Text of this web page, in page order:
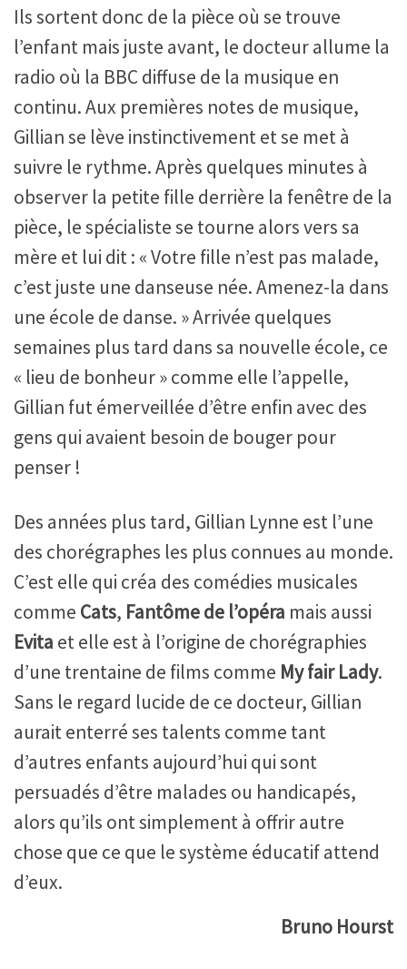
Ils sortent donc de la pièce où se trouve
l’enfant mais juste avant, le docteur allume la
radio où la BBC diffuse de la musique en
continu. Aux premières notes de musique,
Gillian se lève instinctivement et se met à
suivre le rythme. Après quelques minutes à
observer la petite fille derrière la fenêtre de la
pièce, le spécialiste se tourne alors vers sa
mère et lui dit : « Votre fille n’est pas malade,
c’est juste une danseuse née. Amenez-la dans
une école de danse. » Arrivée quelques
semaines plus tard dans sa nouvelle école, ce
« lieu de bonheur » comme elle l’appelle,
Gillian fut émerveillée d’être enfin avec des
gens qui avaient besoin de bouger pour
penser !
Des années plus tard, Gillian Lynne est l’une
des chorégraphes les plus connues au monde.
C’est elle qui créa des comédies musicales
comme Cats, Fantôme de l’opéra mais aussi
Evita et elle est à l’origine de chorégraphies
d’une trentaine de films comme My fair Lady.
Sans le regard lucide de ce docteur, Gillian
aurait enterré ses talents comme tant
d’autres enfants aujourd’hui qui sont
persuadés d’être malades ou handicapés,
alors qu’ils ont simplement à offrir autre
chose que ce que le système éducatif attend
d’eux.
Bruno Hourst